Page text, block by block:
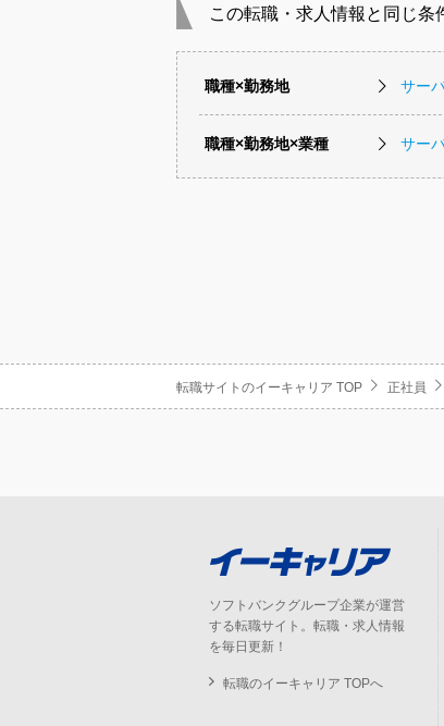
この転職・求人情報と同じ条
職種×勤務地 サー
職種×勤務地×業種 サー
転職サイトのイーキャリア TOP 正社員
ソフトバンクグループ企業が運営
する転職サイト。転職・求人情報
を毎日更新！
転職のイーキャリア TOPへ